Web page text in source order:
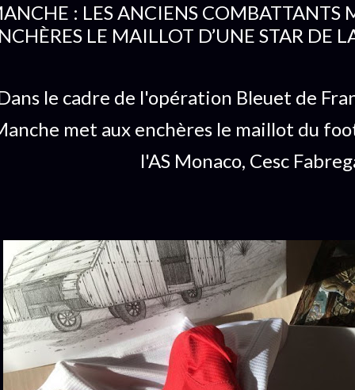
: LES ANCIENS COMBATTANTS
LE MAILLOT D’UNE STAR DE
le cadre de l'opération Bleuet de
met aux enchères le maillot du
l'AS Monaco, Cesc